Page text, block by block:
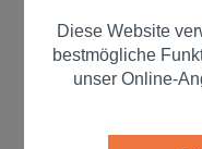
Marketing
Diese Website
bestmögliche
unser Online-